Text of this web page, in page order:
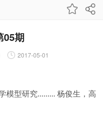
05期
2017-05-01
模型研究......... 杨俊生，高